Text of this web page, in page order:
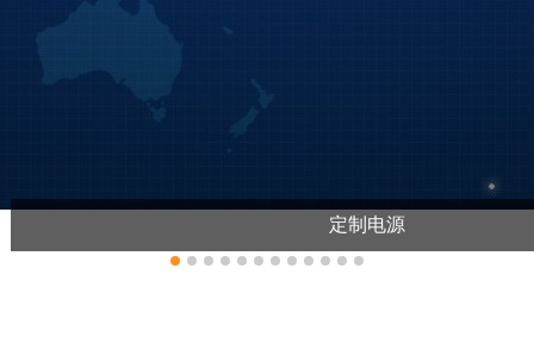
定制电源